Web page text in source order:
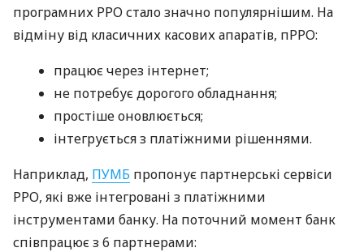
програмних РРО стало значно популярнішим. На
відміну від класичних касових апаратів, пРРО:
працює через інтернет;
не потребує дорогого обладнання;
простіше оновлюється;
інтегрується з платіжними рішеннями.
Наприклад, ПУМБ пропонує партнерські сервіси
РРО, які вже інтегровані з платіжними
інструментами банку. На поточний момент банк
співпрацює з 6 партнерами: